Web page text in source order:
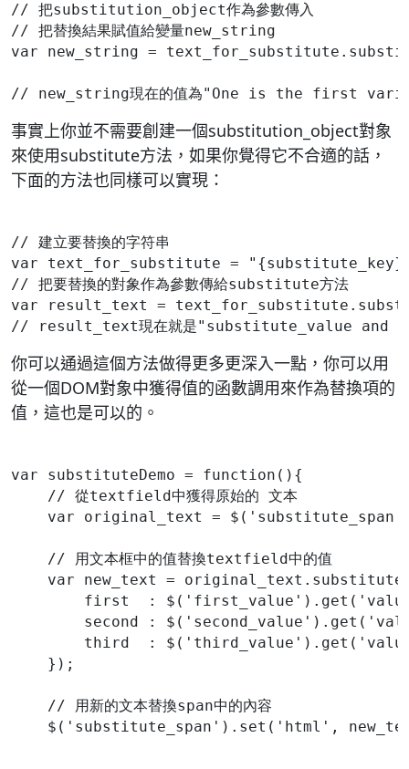
// 把substitution_object作為參數傳入
// 把替換結果賦值給變量new_string
var new_string =
事實上你並不需要創建一個substitution_object對象
來使用substitute方法，如果你覺得它不合適的話，
下面的方法也同樣可以實現：
// 建立要替換的字符串
var text_for_substitute =
// 把要替換的對象作為參數傳給substitute方法
var result_text =
你可以通過這個方法做得更多更深入一點，你可以用
從一個DOM對象中獲得值的函數調用來作為替換項的
值，這也是可以的。
var substituteDemo = function(){
    // 從textfield中獲得原始的 文本
var original_text =
    // 用文本框中的值替換textfield中的值
var new_text =
first  :
second :
third  :
    });
    // 用新的文本替換span中的內容
$('substitute_span').set('html',